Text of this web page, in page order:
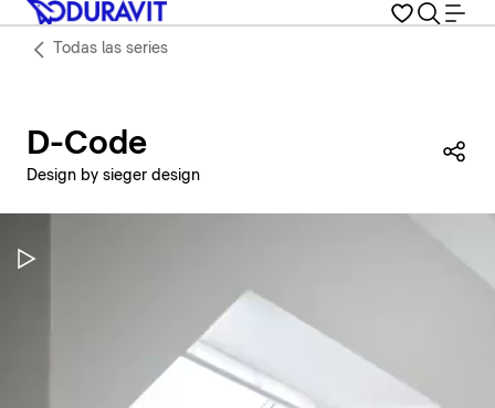
Todas las series
D-Code
Design by sieger design
Pausar vídeo